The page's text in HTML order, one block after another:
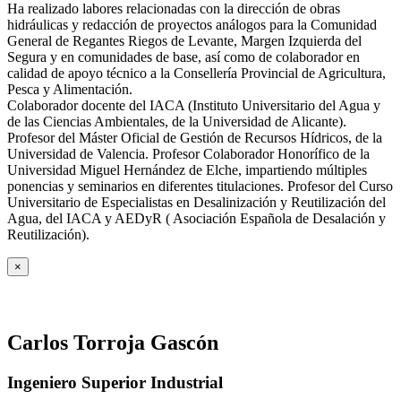
Ha realizado labores relacionadas con la dirección de obras
hidráulicas y redacción de proyectos análogos para la Comunidad
General de Regantes Riegos de Levante, Margen Izquierda del
Segura y en comunidades de base, así como de colaborador en
calidad de apoyo técnico a la Consellería Provincial de Agricultura,
Pesca y Alimentación.
Colaborador docente del IACA (Instituto Universitario del Agua y
de las Ciencias Ambientales, de la Universidad de Alicante).
Profesor del Máster Oficial de Gestión de Recursos Hídricos, de la
Universidad de Valencia. Profesor Colaborador Honorífico de la
Universidad Miguel Hernández de Elche, impartiendo múltiples
ponencias y seminarios en diferentes titulaciones. Profesor del Curso
Universitario de Especialistas en Desalinización y Reutilización del
Agua, del IACA y AEDyR ( Asociación Española de Desalación y
Reutilización).
×
Carlos Torroja Gascón
Ingeniero Superior Industrial